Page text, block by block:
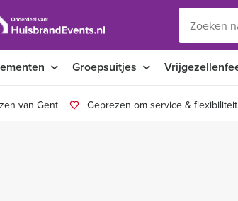
Groepsuitjes
van Gent Geprezen om service & flexibiliteit